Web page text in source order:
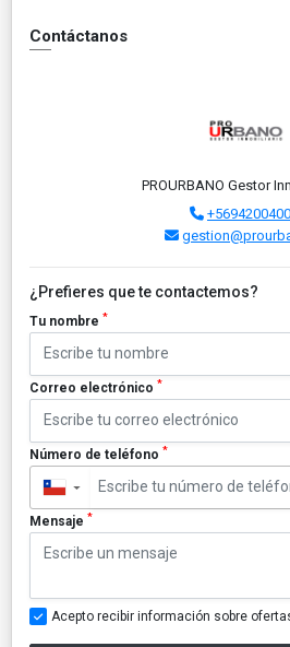
Contáctanos
PROURBANO Gestor
¿Prefieres que te contactemos?
Tu nombre *
Correo electrónico *
Número de teléfono *
▼
Mensaje *
Acepto recibir información sobre